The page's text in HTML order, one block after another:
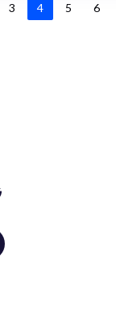
3 4 5 6